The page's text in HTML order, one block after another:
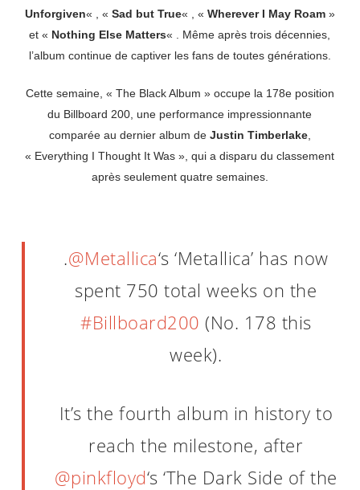
Unforgiven« , « Sad but True« , « Wherever I May Roam»
et « Nothing Else Matters« . Même après trois décennies,
l’album continue de captiver les fans de toutes générations.
Cette semaine, « The Black Album » occupe la 178e position
du Billboard 200, une performance impressionnante
comparée au dernier album de Justin Timberlake,
« Everything I Thought It Was », qui a disparu du classement
après seulement quatre semaines.
.@Metallica‘s ‘Metallica’ has now
spent 750 total weeks on the
#Billboard200 (No. 178 this
week).
It’s the fourth album in history to
reach the milestone, after
@pinkfloyd‘s ‘The Dark Side of the